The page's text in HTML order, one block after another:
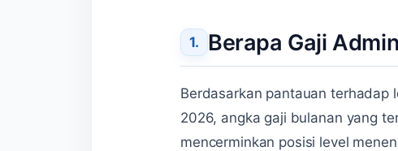
Berapa Gaji
Berdasarkan pantauan terhadap
2026, angka gaji bulanan yang
mencerminkan posisi level